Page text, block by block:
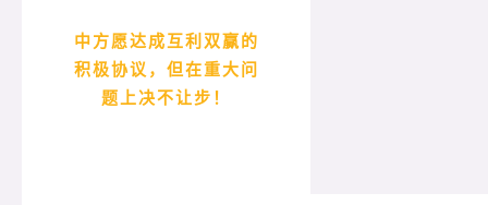
中方愿达成互利双赢的
积极协议，但在重大问
题上决不让步！